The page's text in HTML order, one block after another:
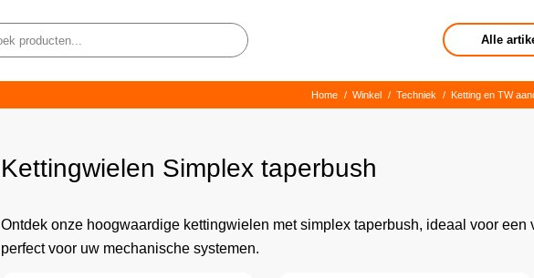
Alle
Home / Winkel / Techniek / Ketting en TW
Kettingwielen Simplex taperbush
Ontdek onze hoogwaardige kettingwielen met simplex taperbush, ideaal voor
perfect voor uw mechanische systemen.